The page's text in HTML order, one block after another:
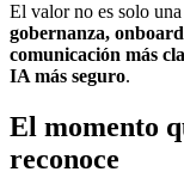
El valor no es solo
gobernanza,
comunicación más
IA más seguro.
El momento
reconoce